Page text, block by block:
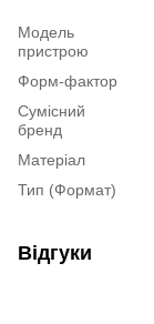
Модель
пристрою
Форм-фактор
Сумісний
бренд
Матеріал
Тип (Формат)
Відгуки